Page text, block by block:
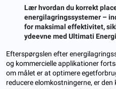
Lær hvordan du korrekt
energilagringssystemer –
for maksimal effektivitet,
ydeevne med Ultimati
Efterspørgslen efter
og kommercielle applikationer
om målet er at optimere
reducere elomkostningerne, er